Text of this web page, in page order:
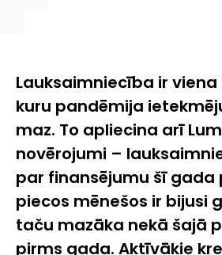
Lauksaimniecība ir viena
kuru pandēmija
maz. To apliecina arī
novērojumi –
par finansējumu šī gada
piecos mēnešos ir bijusi
taču mazāka nekā šajā
pirms gada. Aktīvākie